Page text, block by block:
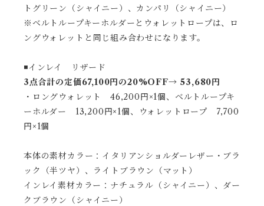
トグリーン（シャイニー）、カンパリ（シャイニー）
※ベルトループキーホルダーとウォレットロープは、ロ
ングウォレットと同じ組み合わせになります。
◾️インレイ リザード
3点合計の定価67,100円の20%OFF→ 53,680円
・ロングウォレット 46,200円×1個、ベルトループキ
ーホルダー 13,200円×1個、ウォレットロープ 7,700
円×1個
本体の素材カラー：イタリアンショルダーレザー・ブラ
ック（半ツヤ）、ライトブラウン（マット）
インレイ素材カラー：ナチュラル（シャイニー）、ダー
クブラウン（シャイニー）